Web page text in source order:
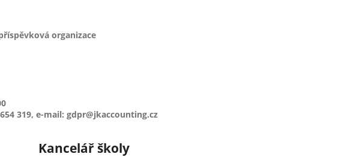
organizace
319, e-mail: gdpr@jkaccounting.cz
Kancelář školy